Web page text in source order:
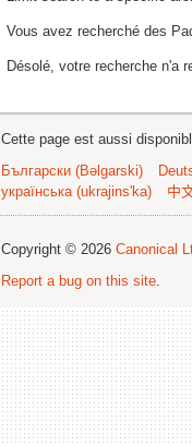
Vous avez recherché des
Désolé, votre recherche n'a
Cette page est aussi
Български (Bəlgarski)
українська (ukrajins'ka)
中
Copyright © 2026 Canonical
Report a bug on this site.